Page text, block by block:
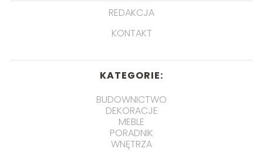
REDAKCJA
KONTAKT
KATEGORIE:
BUDOWNICTWO
DEKORACJE
MEBLE
PORADNIK
WNĘTRZA